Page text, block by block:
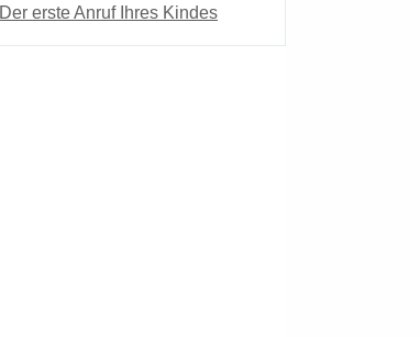
Der erste Anruf Ihres Kindes